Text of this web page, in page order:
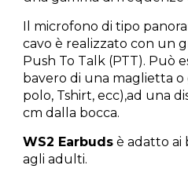
Il microfono di tipo
cavo è realizzato con un
Push To Talk (PTT). Può
bavero di una maglietta o
polo, Tshirt, ecc),ad una
cm dalla bocca.
WS2 Earbudsè adatto ai
agli adulti.